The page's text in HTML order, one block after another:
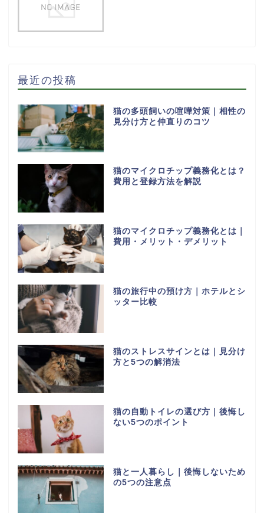
最近の投稿
猫の多頭飼いの喧嘩対策｜相性の
見分け方と仲直りのコツ
猫のマイクロチップ義務化とは？
費用と登録方法を解説
猫のマイクロチップ義務化とは｜
費用・メリット・デメリット
猫の旅行中の預け方｜ホテルとシ
ッター比較
猫のストレスサインとは｜見分け
方と5つの解消法
猫の自動トイレの選び方｜後悔し
ない5つのポイント
猫と一人暮らし｜後悔しないため
の5つの注意点